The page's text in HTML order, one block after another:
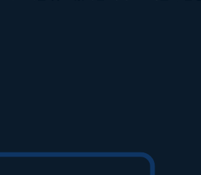
과적으로 제거하고 아름다운 바디 라인